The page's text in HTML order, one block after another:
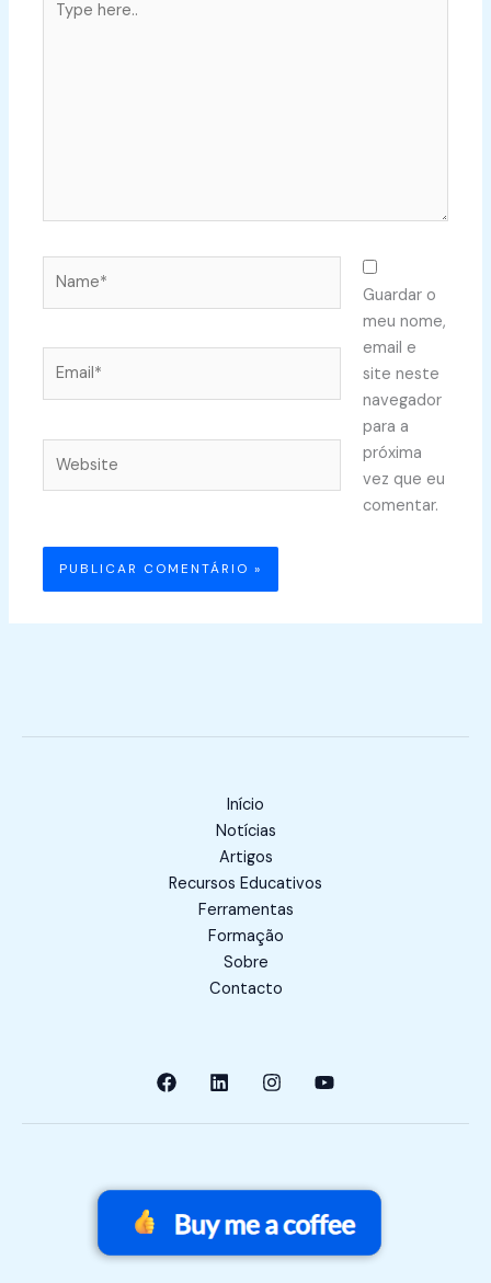
here..
Guardar o
meu nome,
email e
site neste
navegador
para a
próxima
vez que eu
comentar.
Início
Notícias
Artigos
Recursos Educativos
Ferramentas
Formação
Sobre
Contacto